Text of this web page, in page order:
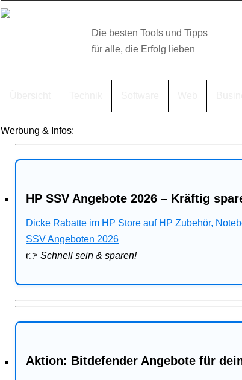
Die besten Tools und Tipps
für alle, die Erfolg lieben
Werbung & Infos:
HP SSV Angebote 2026 – Kräftig
Dicke Rabatte im HP Store auf HP Zubehör,
SSV Angeboten 2026
👉 Schnell sein & sparen!
Aktion: Bitdefender Angebote für